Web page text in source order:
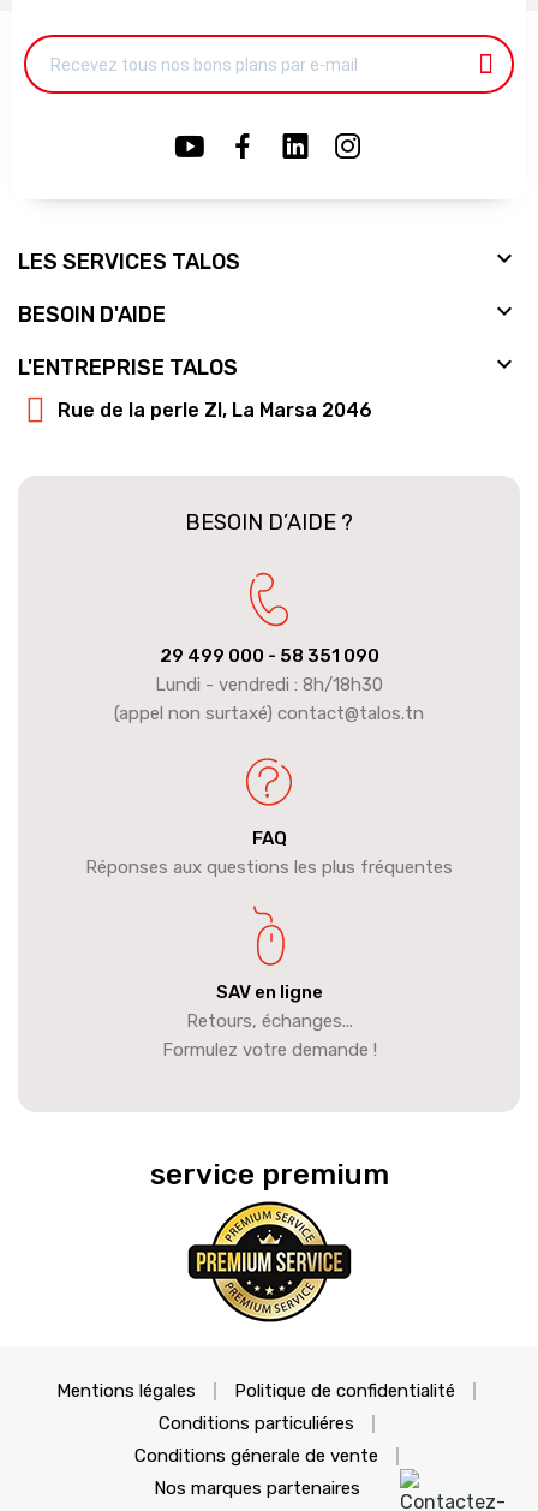
LES SERVICES TALOS 
BESOIN D'AIDE 
L'ENTREPRISE TALOS 
Rue de la perle ZI, La Marsa 2046
BESOIN D’AIDE ?
29 499 000 - 58 351 090
Lundi - vendredi : 8h/18h30
(appel non surtaxé) contact@talos.tn
FAQ
Réponses aux questions les plus fréquentes
SAV en ligne
Retours, échanges...
Formulez votre demande !
service premium
Mentions légales
Politique de confidentialité
Conditions particuliéres
Conditions génerale de vente
Nos marques partenaires